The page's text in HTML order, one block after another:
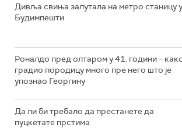
Дивља свиња залутала на метро станицу у
Будимпешти
Роналдо пред олтаром у 41. години –
градио породицу много пре него што је
упознао Георгину
Да ли би требало да престанете да
пуцкетате прстима